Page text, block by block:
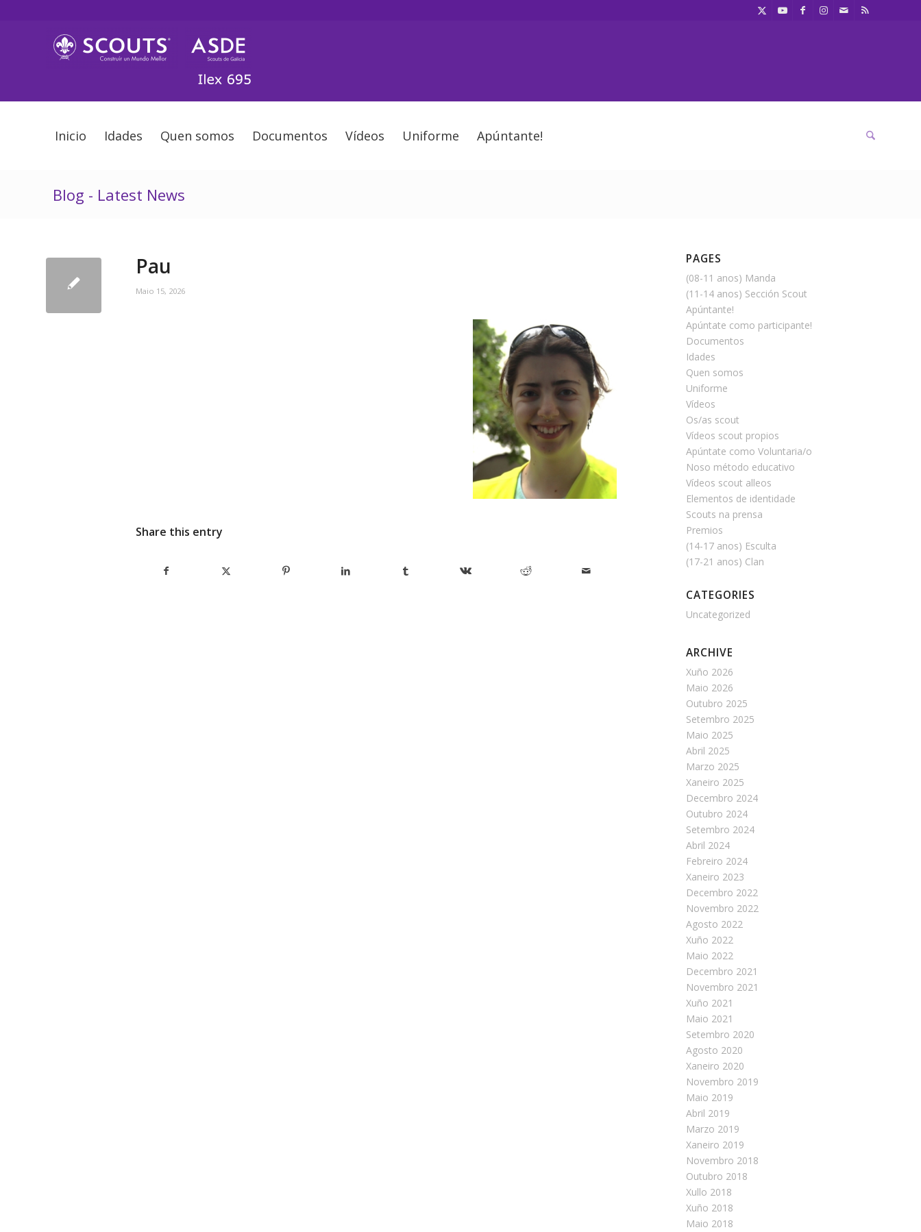
Inicio Idades Quen somos Documentos Vídeos Uniforme Apúntante!
Blog - Latest News
Pau
Maio 15, 2026
Share this entry
PAGES
(08-11 anos) Manda
(11-14 anos) Sección Scout
Apúntante!
Apúntate como participante!
Documentos
Idades
Quen somos
Uniforme
Vídeos
Os/as scout
Vídeos scout propios
Apúntate como Voluntaria/o
Noso método educativo
Vídeos scout alleos
Elementos de identidade
Scouts na prensa
Premios
(14-17 anos) Esculta
(17-21 anos) Clan
CATEGORIES
Uncategorized
ARCHIVE
Xuño 2026
Maio 2026
Outubro 2025
Setembro 2025
Maio 2025
Abril 2025
Marzo 2025
Xaneiro 2025
Decembro 2024
Outubro 2024
Setembro 2024
Abril 2024
Febreiro 2024
Xaneiro 2023
Decembro 2022
Novembro 2022
Agosto 2022
Xuño 2022
Maio 2022
Decembro 2021
Novembro 2021
Xuño 2021
Maio 2021
Setembro 2020
Agosto 2020
Xaneiro 2020
Novembro 2019
Maio 2019
Abril 2019
Marzo 2019
Xaneiro 2019
Novembro 2018
Outubro 2018
Xullo 2018
Xuño 2018
Maio 2018